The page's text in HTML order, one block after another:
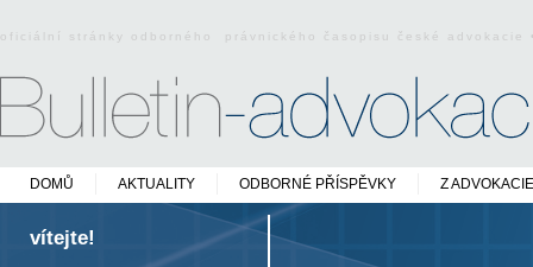
oficiální stránky odborného právnického časopisu české
DOMŮ AKTUALITY ODBORNÉ PŘÍSPĚVKY Z ADVOKACIE
vítejte!